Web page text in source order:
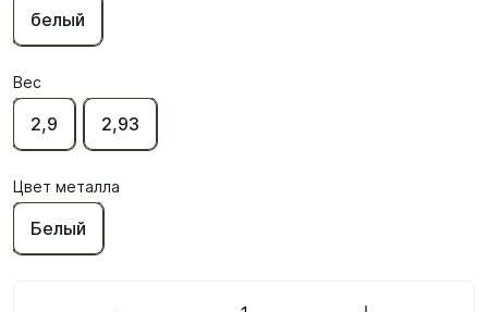
белый
Вес
2,9 2,93
Цвет металла
Белый